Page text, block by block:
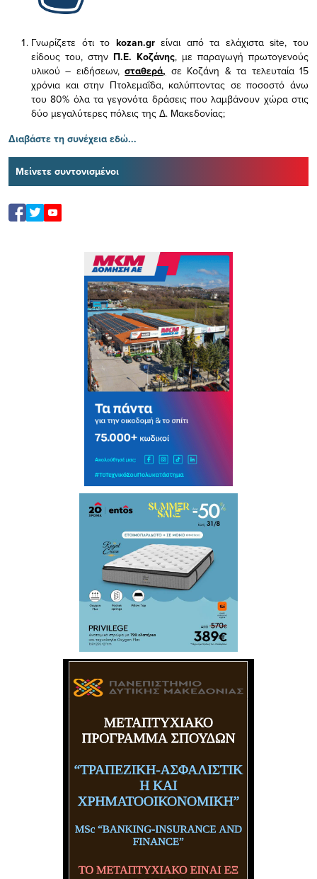
Γνωρίζετε ότι το kozan.gr είναι από τα ελάχισταsite, του
είδους του, στην Π.Ε. Κοζάνης, με παραγωγή πρωτογενούς
υλικού – ειδήσεων,σταθερά, σε Κοζάνη & τα τελευταία 15
χρόνια και στην Πτολεμαΐδα, καλύπτοντας σε ποσοστό άνω
του 80% όλα τα γεγονότα δράσεις που λαμβάνουν χώρα στις
δύο μεγαλύτερες πόλεις της Δ. Μακεδονίας;
Διαβάστε τη συνέχεια εδώ...
Μείνετε συντονισμένοι